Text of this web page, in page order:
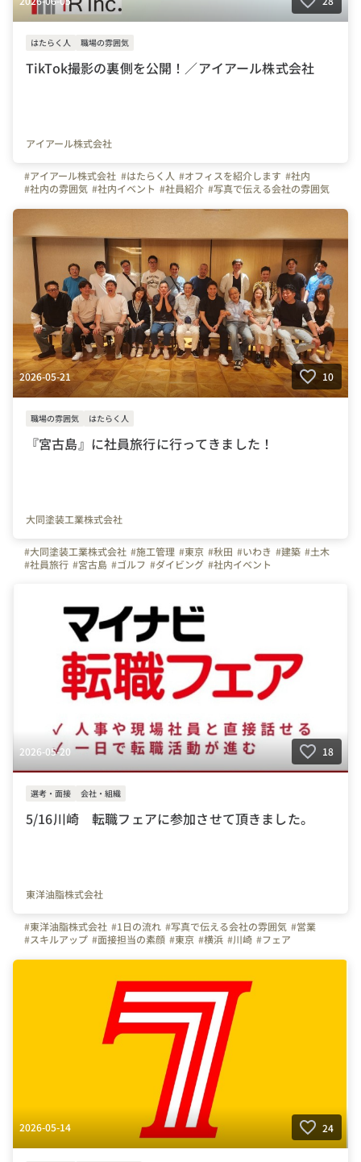
はたらく人 職場の雰囲気
TikTok撮影の裏側を公開！／アイアール株式会社
アイアール株式会社
#アイアール株式会社 #はたらく人 #オフィスを紹介します #社内
#社内の雰囲気 #社内イベント #社員紹介 #写真で伝える会社の雰囲気
#TikTok撮影 #SNS
2026-05-21 10
職場の雰囲気 はたらく人
『宮古島』に社員旅行に行ってきました！
大同塗装工業株式会社
#大同塗装工業株式会社 #施工管理 #東京 #秋田 #いわき #建築 #土木
#社員旅行 #宮古島 #ゴルフ #ダイビング #社内イベント
2026-05-20 18
選考・面接 会社・組織
5/16川崎 転職フェアに参加させて頂きました。
東洋油脂株式会社
#東洋油脂株式会社 #1日の流れ #写真で伝える会社の雰囲気 #営業
#スキルアップ #面接担当の素顔 #東京 #横浜 #川崎 #フェア
2026-05-14 24